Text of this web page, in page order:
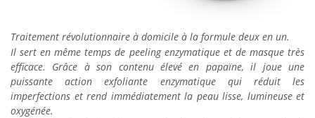
Traitement révolutionnaire à domicile à la formule deux en un.
Il sert en même temps de peeling enzymatique et de masque très
efficace. Grâce à son contenu élevé en papaïne, il joue une
puissante action exfoliante enzymatique qui réduit les
imperfections et rend immédiatement la peau lisse, lumineuse et
oxygénée.